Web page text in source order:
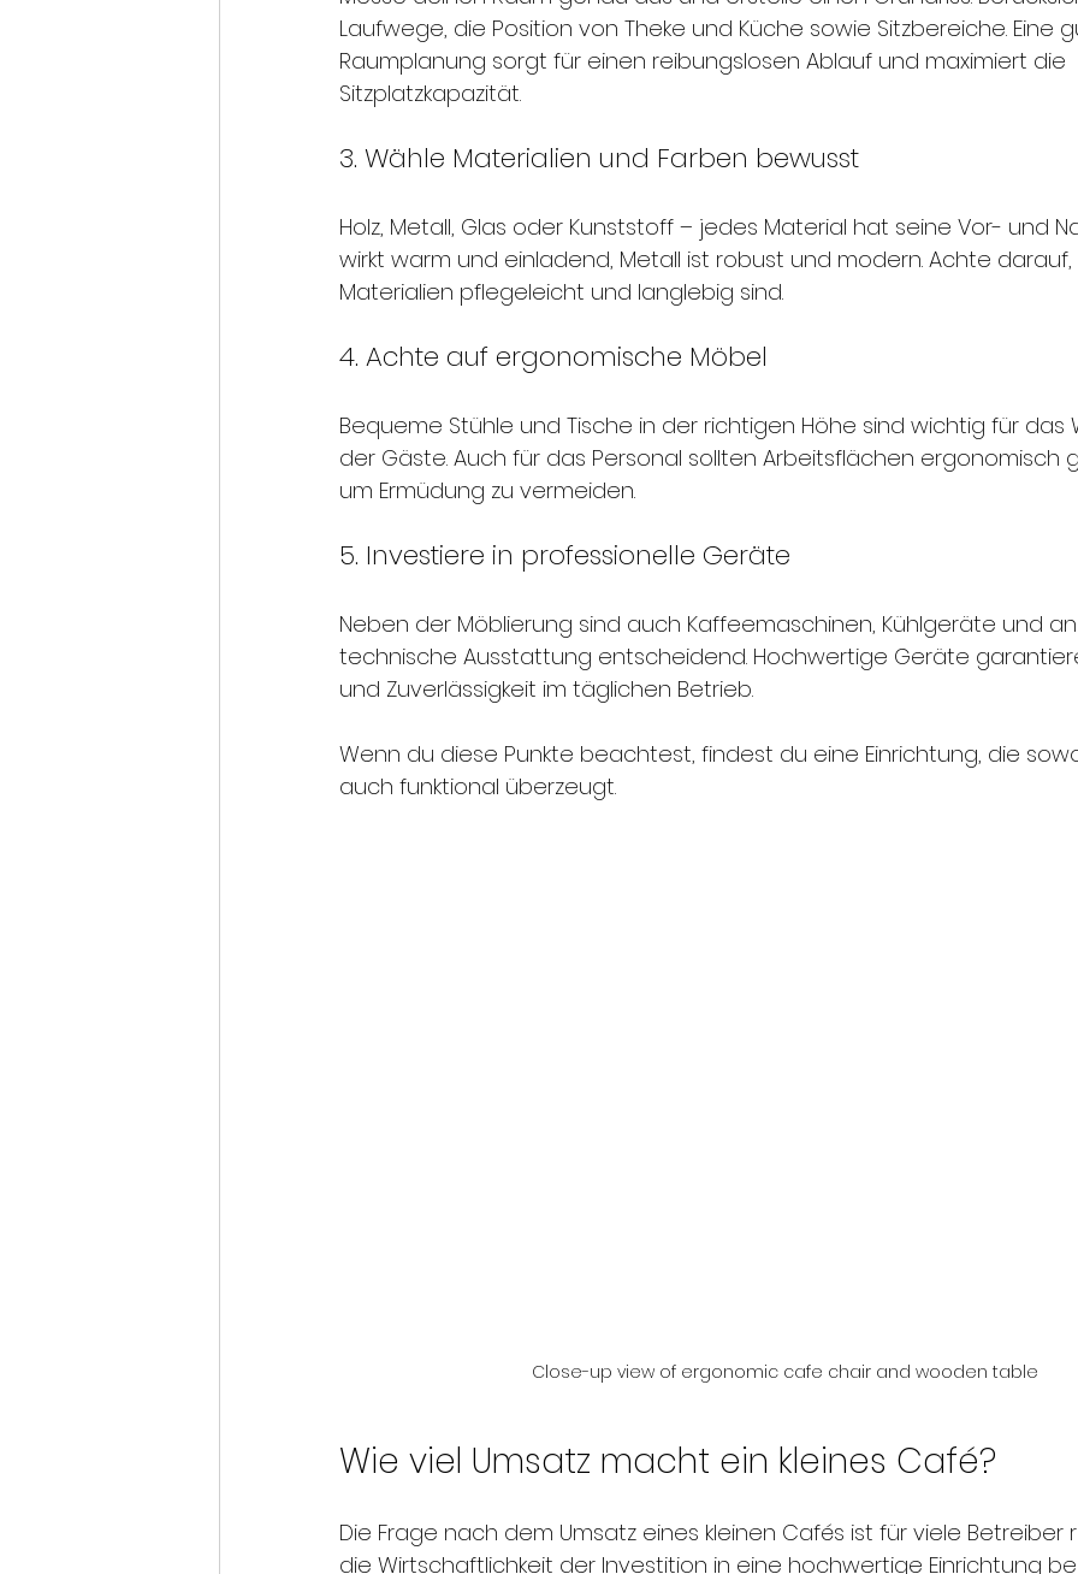
Laufwege, die Position von Theke und Küche sowie Sitzbereiche. Eine
Raumplanung sorgt für einen reibungslosen Ablauf und maximiert die
Sitzplatzkapazität.
3. Wähle Materialien und Farben bewusst
Holz, Metall, Glas oder Kunststoff – jedes Material hat seine Vor- und
wirkt warm und einladend, Metall ist robust und modern. Achte
Materialien pflegeleicht und langlebig sind.
4. Achte auf ergonomische Möbel
Bequeme Stühle und Tische in der richtigen Höhe sind wichtig für
der Gäste. Auch für das Personal sollten Arbeitsflächen ergonomisch
um Ermüdung zu vermeiden.
5. Investiere in professionelle Geräte
Neben der Möblierung sind auch Kaffeemaschinen, Kühlgeräte und
technische Ausstattung entscheidend. Hochwertige Geräte
und Zuverlässigkeit im täglichen Betrieb.
Wenn du diese Punkte beachtest, findest du eine Einrichtung, die
auch funktional überzeugt.
Close-up view of ergonomic cafe chair and wooden table
Wie viel Umsatz macht ein kleines Café?
Die Frage nach dem Umsatz eines kleinen Cafés ist für viele
die Wirtschaftlichkeit der Investition in eine hochwertige Einrichtung